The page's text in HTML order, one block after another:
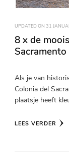
UPDATED ON 31
8 x de
Sacramento
Als je van
Colonia del
plaatsje heeft
LEES VERDER